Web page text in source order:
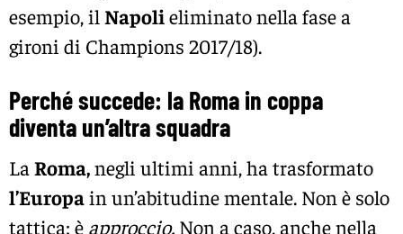
esempio, il Napolieliminato nella fase a
gironi di Champions 2017/18).
Perché succede: la Roma in coppa
diventa un’altra squadra
La Roma,negli ultimi anni, ha trasformato
l’Europain un’abitudine mentale. Non è solo
tattica: è approccio. Non a caso, anche nella